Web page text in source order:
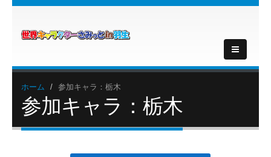
ホーム 参加キャラ：栃木
参加キャラ：栃木